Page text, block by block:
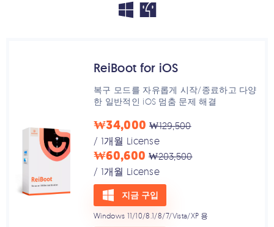
ReiBoot for iOS
복구 모드를 자유롭게 시작/종료하고 다양
한 일반적인 iOS 멈춤 문제 해결
₩34,000 ₩129,500
/ 1개월 License
₩60,600 ₩203,500
/ 1개월 License
지금 구입
Windows 11/10/8.1/8/7/Vista/XP 용